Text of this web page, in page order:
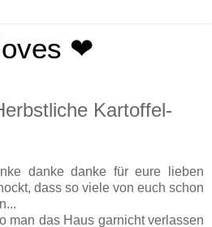
❤
Kartoffel-
danke danke für eure lieben
dass so viele von euch schon
man das Haus garnicht verlassen